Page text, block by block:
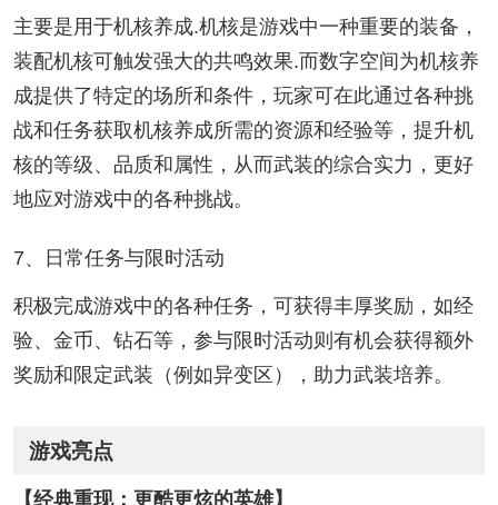
主要是用于机核养成.机核是游戏中一种重要的装备，
装配机核可触发强大的共鸣效果.而数字空间为机核养
成提供了特定的场所和条件，玩家可在此通过各种挑
战和任务获取机核养成所需的资源和经验等，提升机
核的等级、品质和属性，从而武装的综合实力，更好
地应对游戏中的各种挑战。
7、日常任务与限时活动
积极完成游戏中的各种任务，可获得丰厚奖励，如经
验、金币、钻石等，参与限时活动则有机会获得额外
奖励和限定武装（例如异变区），助力武装培养。
游戏亮点
【经典重现：更酷更炫的英雄】